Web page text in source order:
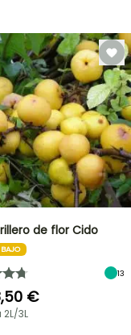
de flor Cido
13
€
3L